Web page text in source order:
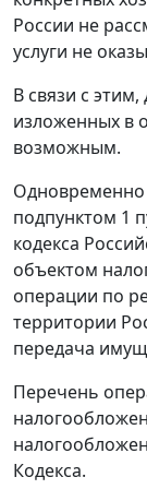
России не
услуги не
В связи с
изложенных в
возможным.
Одновременно
подпунктом 1
кодекса
объектом
операции по
территории
передача
Перечень
Кодекса.